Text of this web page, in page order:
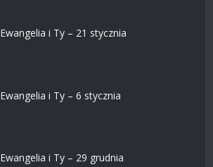
Ewangelia i Ty – 21 stycznia
Ewangelia i Ty – 6 stycznia
Ewangelia i Ty – 29 grudnia